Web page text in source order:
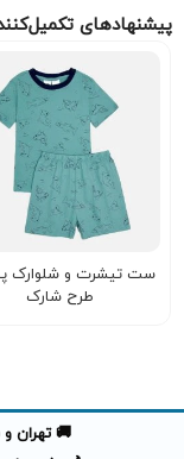
پیشنهادهای
ست تیشرت و شلوارک
طرح شارک
🚚 تهران و